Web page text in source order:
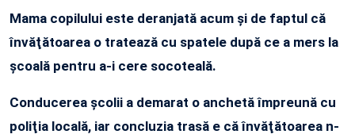
Mama copilului este deranjată acum şi de faptul că
învăţătoarea o tratează cu spatele după ce a mers la
şcoală pentru a-i cere socoteală.
Conducerea şcolii a demarat o anchetă împreună cu
poliţia locală, iar concluzia trasă e că învăţătoarea n-